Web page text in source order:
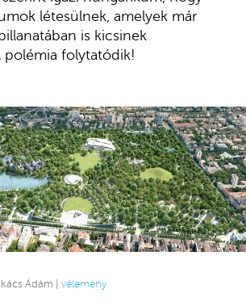
létesülnek, amelyek már
is kicsinek
polémia folytatódik!
Ádám | vélemény